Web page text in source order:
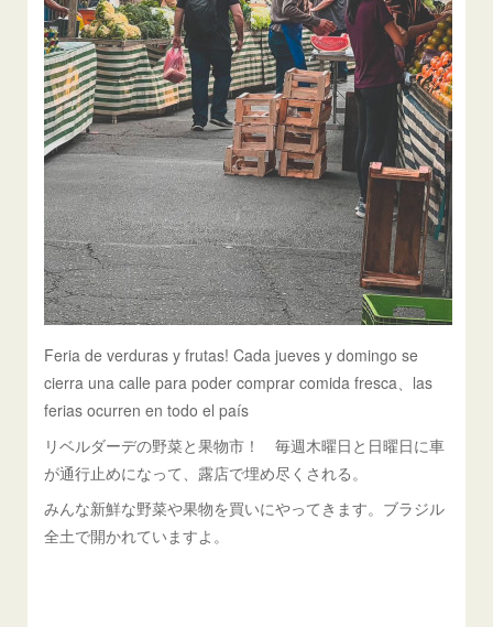
Feria de verduras y frutas! Cada jueves y domingo se
cierra una calle para poder comprar comida fresca、las
ferias ocurren en todo el país
リベルダーデの野菜と果物市！ 毎週木曜日と日曜日に車
が通行止めになって、露店で埋め尽くされる。
みんな新鮮な野菜や果物を買いにやってきます。ブラジル
全土で開かれていますよ。